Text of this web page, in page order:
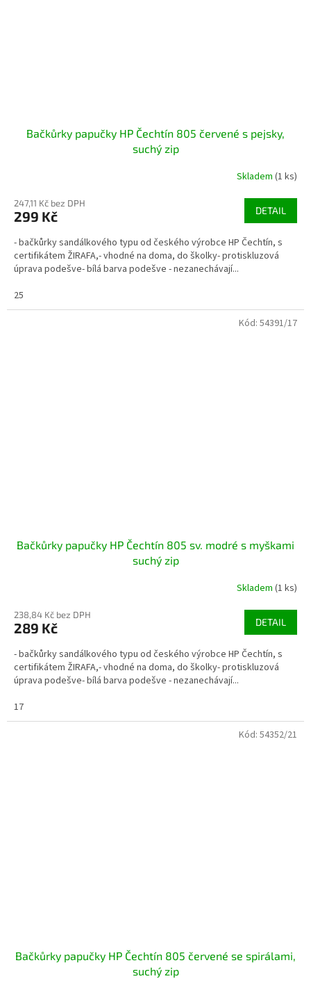
Bačkůrky papučky HP Čechtín 805 červené s pejsky,
suchý zip
Skladem (1 ks)
247,11 Kč bez DPH
299 Kč DETAIL
- bačkůrky sandálkového typu od českého výrobce HP Čechtín, s
certifikátem ŽIRAFA,- vhodné na doma, do školky- protiskluzová
úprava podešve- bílá barva podešve - nezanechávají...
25
Bačkůrky papučky HP Čechtín 805 sv. modré s myškami
suchý zip
Skladem (1 ks)
238,84 Kč bez DPH
289 Kč DETAIL
- bačkůrky sandálkového typu od českého výrobce HP Čechtín, s
certifikátem ŽIRAFA,- vhodné na doma, do školky- protiskluzová
úprava podešve- bílá barva podešve - nezanechávají...
17
Kód: 54391/17
Bačkůrky papučky HP Čechtín 805 červené se spirálami,
suchý zip
Kód: 54352/21